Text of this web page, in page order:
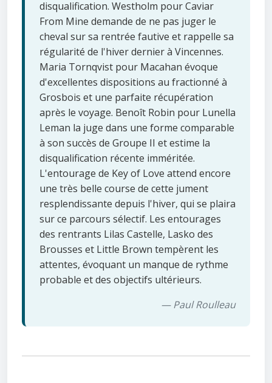
disqualification. Westholm pour Caviar
From Mine demande de ne pas juger le
cheval sur sa rentrée fautive et rappelle sa
régularité de l'hiver dernier à Vincennes.
Maria Tornqvist pour Macahan évoque
d'excellentes dispositions au fractionné à
Grosbois et une parfaite récupération
après le voyage. Benoît Robin pour Lunella
Leman la juge dans une forme comparable
à son succès de Groupe II et estime la
disqualification récente imméritée.
L'entourage de Key of Love attend encore
une très belle course de cette jument
resplendissante depuis l'hiver, qui se plaira
sur ce parcours sélectif. Les entourages
des rentrants Lilas Castelle, Lasko des
Brousses et Little Brown tempèrent les
attentes, évoquant un manque de rythme
probable et des objectifs ultérieurs.
— Paul Roulleau